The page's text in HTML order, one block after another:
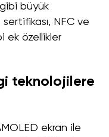
büyük
NFC ve
ek özellikler
teknolojilere
ekran ile